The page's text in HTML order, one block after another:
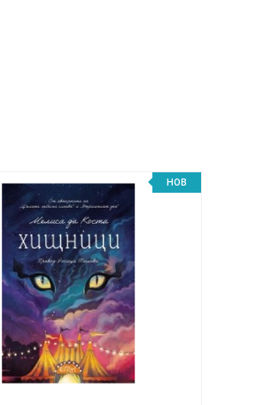
НОВ